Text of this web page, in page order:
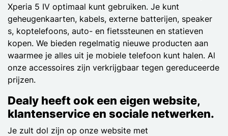
Xperia 5 IV optimaal kunt gebruiken. Je kunt
geheugenkaarten, kabels, externe batterijen, speaker
s, koptelefoons, auto- en fietssteunen en statieven
kopen. We bieden regelmatig nieuwe producten aan
waarmee je alles uit je mobiele telefoon kunt halen. Al
onze accessoires zijn verkrijgbaar tegen gereduceerde
prijzen.
Dealy heeft ook een eigen website,
klantenservice en sociale netwerken.
Je zult dol zijn op onze website met